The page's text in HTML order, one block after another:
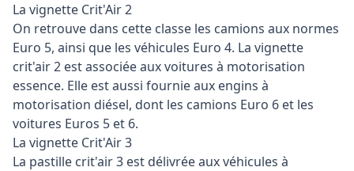
La vignette Crit'Air 2
On retrouve dans cette classe les camions aux normes
Euro 5, ainsi que les véhicules Euro 4. La vignette
crit'air 2 est associée aux voitures à motorisation
essence. Elle est aussi fournie aux engins à
motorisation diésel, dont les camions Euro 6 et les
voitures Euros 5 et 6.
La vignette Crit'Air 3
La pastille crit'air 3 est délivrée aux véhicules à